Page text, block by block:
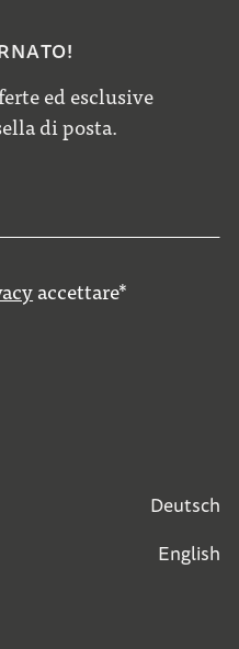
ed esclusive
di posta.
accettare*
Deutsch
English